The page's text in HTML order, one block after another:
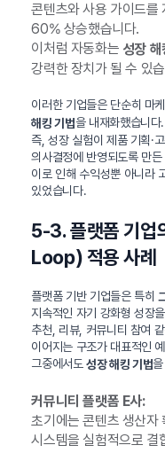
콘텐츠와 사용 가이드를
60% 상승했습니다.
이처럼 자동화는 성장 해
강력한 장치가 될 수 있
이러한 기업들은 단순히 마
해킹 기법을 내재화했습니다.
즉, 성장 실험이 제품 기획·
의사결정에 반영되도록 만
이로 인해 수익성뿐 아니라
있었습니다.
5-3. 플랫폼 기
Loop) 적용 사례
플랫폼 기반 기업들은 특히
지속적인 자기 강화형 성장
추천, 리뷰, 커뮤니티 참여
이어지는 구조가 대표적인
그중에서도성장 해킹 기법
커뮤니티 플랫폼 E사:
초기에는 콘텐츠 생산자
시스템을 실험적으로 결